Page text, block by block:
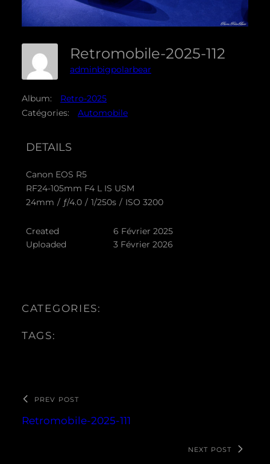
Retromobile-2025-112
adminbigpolarbear
Album:
Retro-2025
Catégories:
Automobile
DETAILS
Canon EOS R5
RF24-105mm F4 L IS USM
24mm / ƒ/4.0 / 1/250s / ISO 3200
Created
6 Février 2025
Uploaded
3 Février 2026
CATEGORIES:
TAGS:
PREV POST
Retromobile-2025-111
NEXT POST